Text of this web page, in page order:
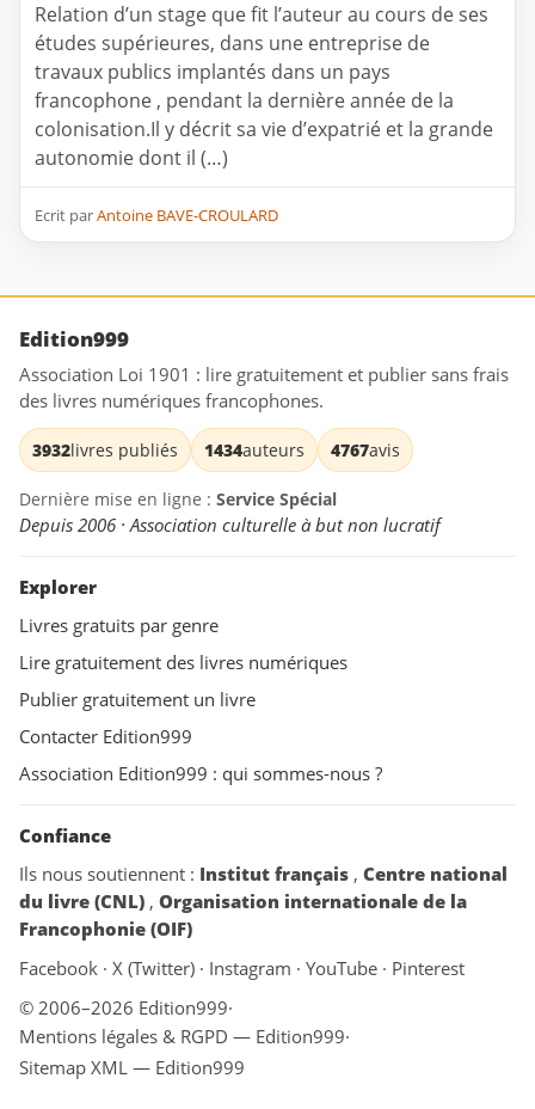
Relation d’un stage que fit l’auteur au cours de ses
études supérieures, dans une entreprise de
travaux publics implantés dans un pays
francophone , pendant la dernière année de la
colonisation.Il y décrit sa vie d’expatrié et la grande
autonomie dont il (…)
Ecrit parAntoine BAVE-CROULARD
Edition999
Association Loi 1901 : lire gratuitement et publier sans frais
des livres numériques francophones.
3932livres publiés 1434auteurs 4767avis
Dernière mise en ligne : Service Spécial
Depuis 2006 · Association culturelle à but non lucratif
Explorer
Livres gratuits par genre
Lire gratuitement des livres numériques
Publier gratuitement un livre
Contacter Edition999
Association Edition999 : qui sommes-nous ?
Confiance
Ils nous soutiennent : Institut français , Centre national
du livre (CNL) , Organisation internationale de la
Francophonie (OIF)
Facebook · X (Twitter) · Instagram · YouTube · Pinterest
© 2006–2026 Edition999·
Mentions légales & RGPD — Edition999·
Sitemap XML — Edition999